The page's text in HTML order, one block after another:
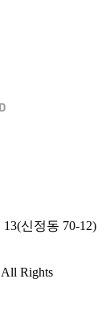
신정동 70-12)
Rights